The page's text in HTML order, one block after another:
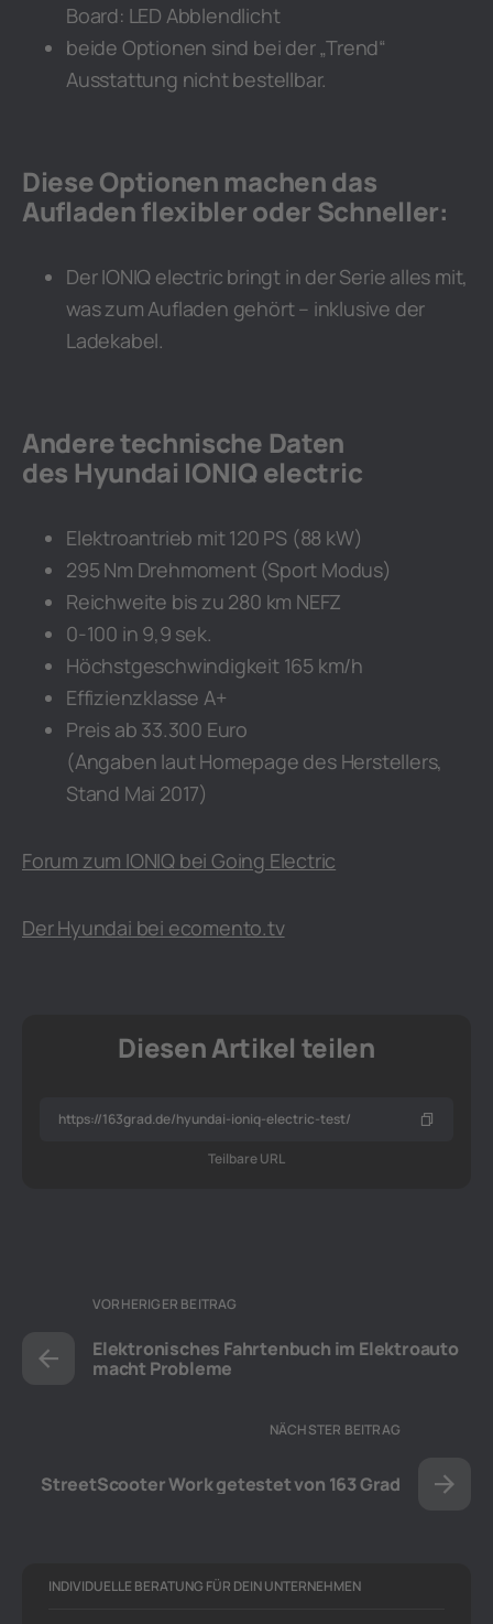
Board: LED Abblendlicht
beide Optionen sind bei der „Trend“
Ausstattung nicht bestellbar.
Diese Optionen machen das
Aufladen flexibler oder Schneller:
Der IONIQ electric bringt in der Serie alles mit,
was zum Aufladen gehört – inklusive der
Ladekabel.
Andere technische Daten
des Hyundai IONIQ electric
Elektroantrieb mit 120 PS (88 kW)
295 Nm Drehmoment (Sport Modus)
Reichweite bis zu 280 km NEFZ
0-100 in 9,9 sek.
Höchstgeschwindigkeit 165 km/h
Effizienzklasse A+
Preis ab 33.300 Euro
(Angaben laut Homepage des Herstellers,
Stand Mai 2017)
Forum zum IONIQ bei Going Electric
Der Hyundai bei ecomento.tv
Diesen Artikel teilen
Teilbare URL
VORHERIGER BEITRAG
Elektronisches Fahrtenbuch im Elektroauto
macht Probleme
NÄCHSTER BEITRAG
StreetScooter Work getestet von 163 Grad
INDIVIDUELLE BERATUNG FÜR DEIN UNTERNEHMEN